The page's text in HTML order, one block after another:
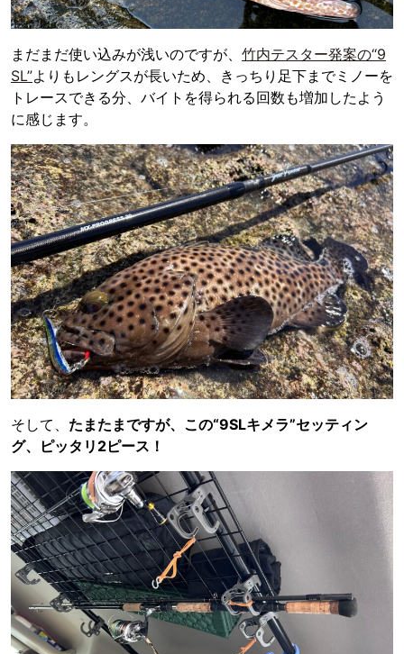
まだまだ使い込みが浅いのですが、 竹内テスター発案の“9
SL”よりもレングスが長いため、きっちり足下までミノーを
トレースできる分、バイトを得られる回数も増加したよう
に感じます。
そして、 たまたまですが、この“9SLキメラ”セッティン
グ、ピッタリ2ピース！